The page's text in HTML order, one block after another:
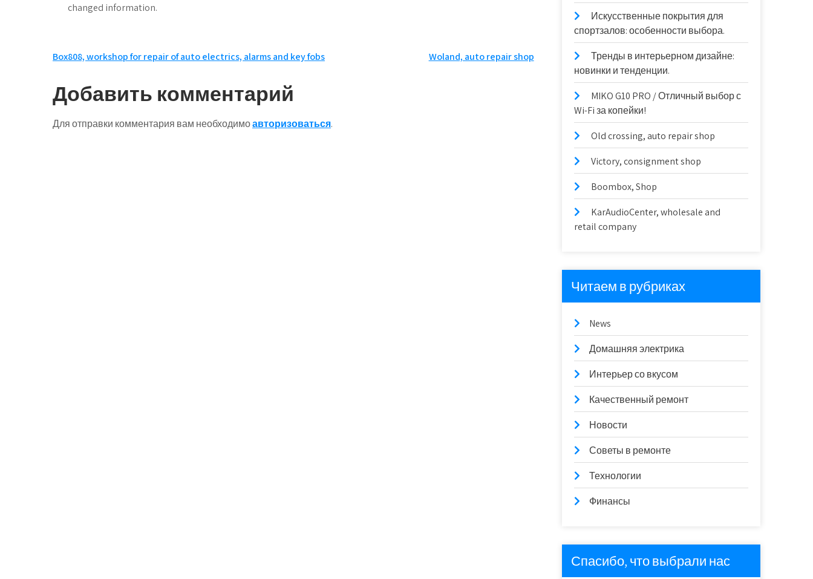
changed information.
Навигация
по
записям
Box808, workshop for repair of auto electrics, alarms and key fobs Woland, auto repair shop
Добавить комментарий
Для отправки комментария вам необходимоавторизоваться.
Искусственные покрытия для
спортзалов: особенности выбора.
Тренды в интерьерном дизайне:
новинки и тенденции.
MIKO G10 PRO / Отличный выбор с
Wi-Fi за копейки!
Old crossing, auto repair shop
Victory, consignment shop
Boombox, Shop
KarAudioCenter, wholesale and
retail company
Читаем в рубриках
News
Домашняя электрика
Интерьер со вкусом
Качественный ремонт
Новости
Советы в ремонте
Технологии
Финансы
Спасибо, что выбрали нас